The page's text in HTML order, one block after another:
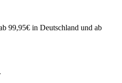
99,95€ in Deutschland und ab